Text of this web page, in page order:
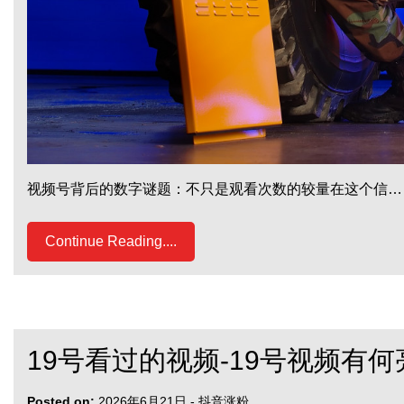
视频号背后的数字谜题：不只是观看次数的较量在这个信…
Continue Reading....
19号看过的视频-19号视频有何
Posted on: 2026年6月21日 - 抖音涨粉